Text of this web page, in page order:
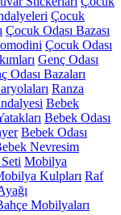
Çocuk
Çocuk Odası Bazası
Çocuk Odası
Genç Odası
Odası Bazaları
Ranza
Bebek
Bebek Odası
Bebek Odası
Nevresim
Mobilya
Kulpları Raf
Mobilyaları